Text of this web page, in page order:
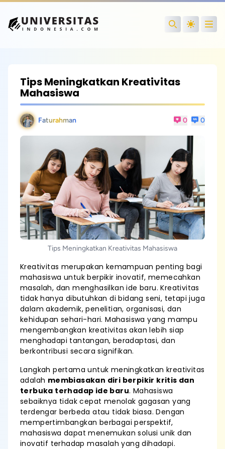
Search
Tips Meningkatkan Kreativitas
Mahasiswa
Faturahman 0 0
Tips Meningkatkan Kreativitas Mahasiswa
Kreativitas merupakan kemampuan penting bagi
mahasiswa untuk berpikir inovatif, memecahkan
masalah, dan menghasilkan ide baru. Kreativitas
tidak hanya dibutuhkan di bidang seni, tetapi juga
dalam akademik, penelitian, organisasi, dan
kehidupan sehari-hari. Mahasiswa yang mampu
mengembangkan kreativitas akan lebih siap
menghadapi tantangan, beradaptasi, dan
berkontribusi secara signifikan.
Langkah pertama untuk meningkatkan kreativitas
adalah membiasakan diri berpikir kritis dan
terbuka terhadap ide baru. Mahasiswa
sebaiknya tidak cepat menolak gagasan yang
terdengar berbeda atau tidak biasa. Dengan
mempertimbangkan berbagai perspektif,
mahasiswa dapat menemukan solusi unik dan
inovatif terhadap masalah yang dihadapi.